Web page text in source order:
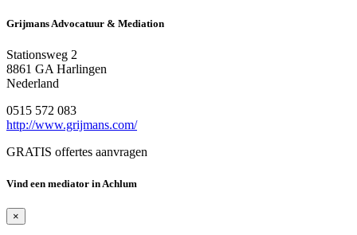
Grijmans Advocatuur & Mediation
Stationsweg 2
8861 GA Harlingen
Nederland
0515 572 083
http://www.grijmans.com/
GRATIS offertes aanvragen
Vind een mediator in Achlum
×